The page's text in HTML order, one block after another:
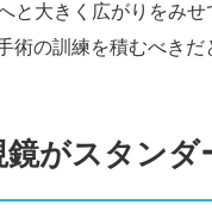
と大きく広がりをみ
術の訓練を積むべきだ
がスタン